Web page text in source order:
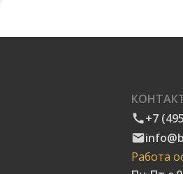
+7
Работа